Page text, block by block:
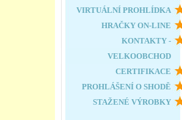
VIRTUÁLNÍ PROHLÍDKA
HRAČKY ON-LINE
KONTAKTY -
VELKOOBCHOD
CERTIFIKACE
PROHLÁŠENÍ O SHODĚ
STAŽENÉ VÝROBKY